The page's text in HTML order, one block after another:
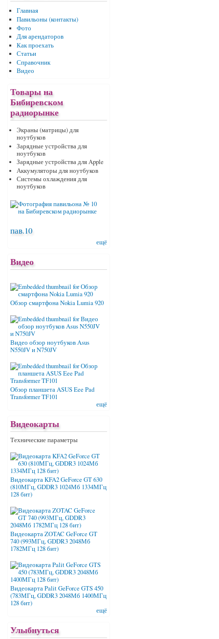
Главная
Павильоны (контакты)
Фото
Для арендаторов
Как проехать
Статьи
Справочник
Видео
Товары на
Бибиревском
радиорынке
Экраны (матрицы) для
ноутбуков
Зарядные устройства для
ноутбуков
Зарядные устройства для Apple
Аккумуляторы для ноутбуков
Системы охлаждения для
ноутбуков
пав.10
ещё
Видео
Обзор смартфона Nokia Lumia 920
Видео обзор ноутбуков Asus
N550JV и N750JV
Обзор планшета ASUS Eee Pad
Transformer TF101
ещё
Видеокарты
Технические параметры
Видеокарта KFA2 GeForce GT 630
(810МГц, GDDR3 1024Мб 1334МГц
128 бит)
Видеокарта ZOTAC GeForce GT
740 (993МГц, GDDR3 2048Мб
1782МГц 128 бит)
Видеокарта Palit GeForce GTS 450
(783МГц, GDDR3 2048Мб 1400МГц
128 бит)
ещё
Улыбнуться